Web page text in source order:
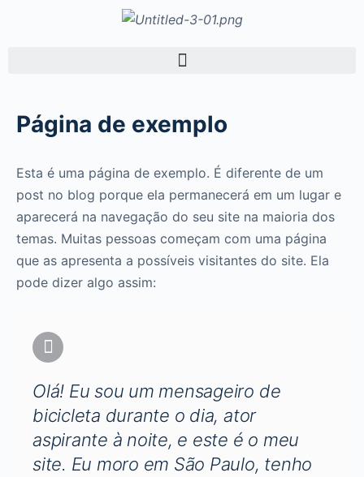
Página de exemplo
Esta é uma página de exemplo. É diferente de um
post no blog porque ela permanecerá em um lugar e
aparecerá na navegação do seu site na maioria dos
temas. Muitas pessoas começam com uma página
que as apresenta a possíveis visitantes do site. Ela
pode dizer algo assim:
Olá! Eu sou um mensageiro de
bicicleta durante o dia, ator
aspirante à noite, e este é o meu
site. Eu moro em São Paulo, tenho